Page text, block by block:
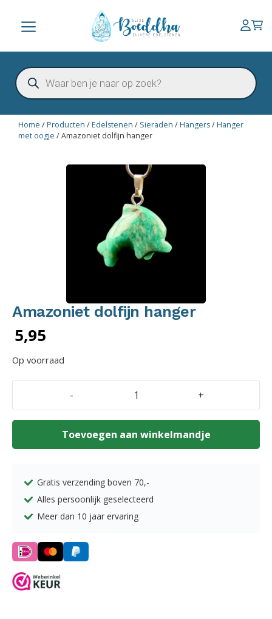
inhoud
Menu
Producten
zoeken
Home /Producten /Edelstenen / Sieraden /Hangers/Hanger
met oogje /Amazoniet dolfijn hanger
Amazoniet dolfijn hanger
5,95
Op voorraad
-
aantal
+
Toevoegen aan winkelmandje
Gratis verzending boven 70,-
Alles persoonlijk geselecteerd
Meer dan 10 jaar ervaring